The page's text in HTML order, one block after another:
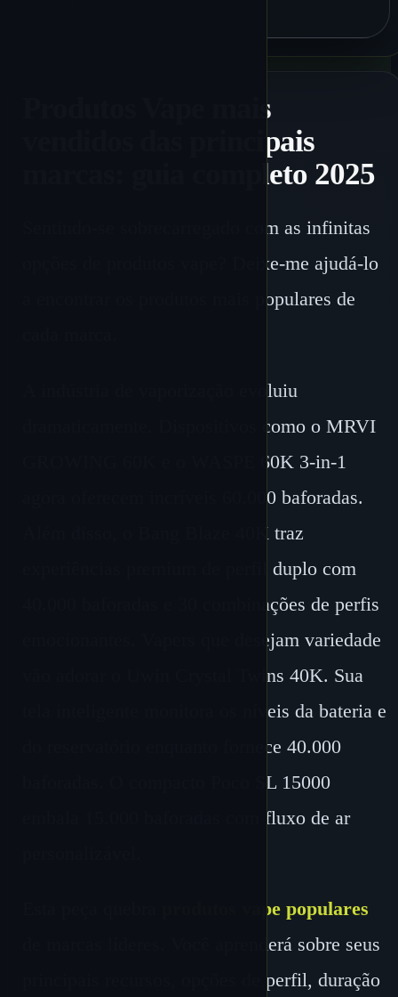
Produtos Vape mais
vendidos das principais
marcas: guia completo 2025
Sentindo-se sobrecarregado com as infinitas
opções de produtos vape? Deixe-me ajudá-lo
a encontrar os produtos mais populares de
A indústria de vaporização evoluiu
dramaticamente. Dispositivos como o MRVI
GROWING 60K e o WASPE 60K 3-in-1
agora oferecem incríveis 60.000 baforadas.
Além disso, o Bang Blaze 40K traz
experiências premium de perfil duplo com
40.000 baforadas e 30 combinações de perfis
emocionantes. Vapers que desejam variedade
vão adorar o Uwin Crystal Twins 40K. Sua
tela inteligente monitora os níveis da bateria e
do reservatório enquanto fornece 40.000
baforadas. O compacto Poco SL 15000
embala 15.000 baforadas com fluxo de ar
produtos vape populares
de marcas líderes. Você aprenderá sobre seus
principais recursos, opções de perfil, duração